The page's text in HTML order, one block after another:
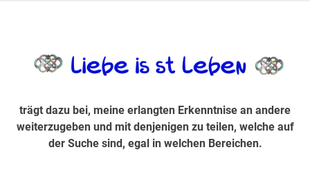
Suche sind, egal in welchen Bereichen.
trägt dazu bei, meine erlangten Erkenntnise an andere
weiterzugeben und mit denjenigen zu teilen, welche auf
der Suche sind, egal in welchen Bereichen.